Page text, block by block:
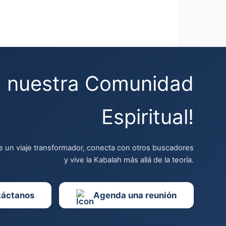
nuestra Comunidad
Espiritual!
un viaje transformador, conecta con otros buscadores
y vive la Kabalah más allá de la teoría.
Agenda una reunión